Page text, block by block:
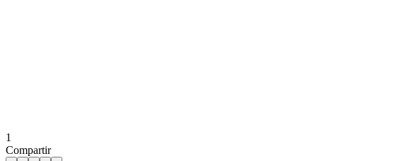
1
Compartir